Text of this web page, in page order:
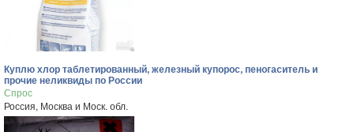
Куплю хлор таблетированный, железный купорос, пеногаситель и
прочие неликвиды по России
Спрос
Россия, Москва и Моск. обл.